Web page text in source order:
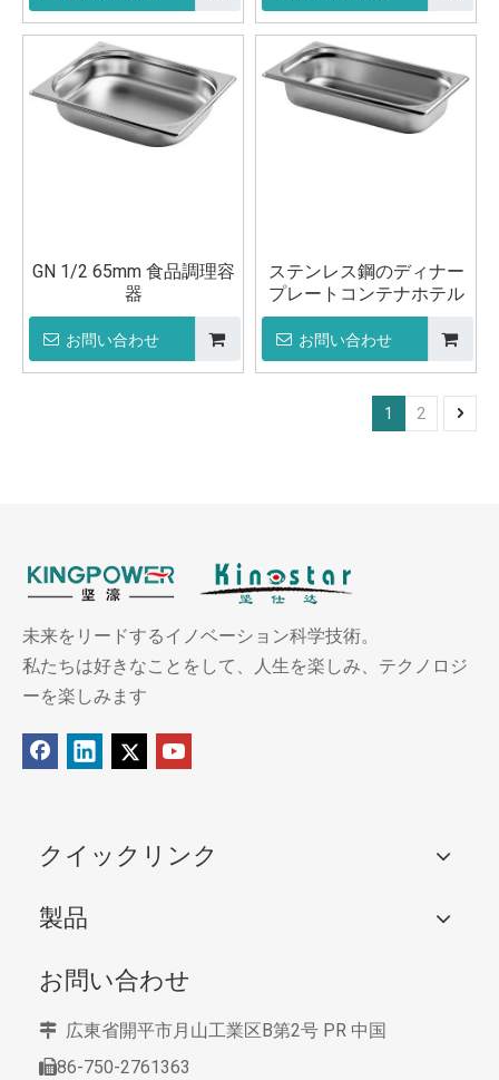
GN 1/2 65mm 食品調理容
器
お問い合わせ
ステンレス鋼のディナー
プレートコンテナホテル
お問い合わせ
1 2
未来をリードするイノベーション科学技術。
私たちは好きなことをして、人生を楽しみ、テクノロジ
ーを楽しみます
クイックリンク
製品
お問い合わせ
 広東省開平市月山工業区B第2号 PR 中国
86-750-2761363